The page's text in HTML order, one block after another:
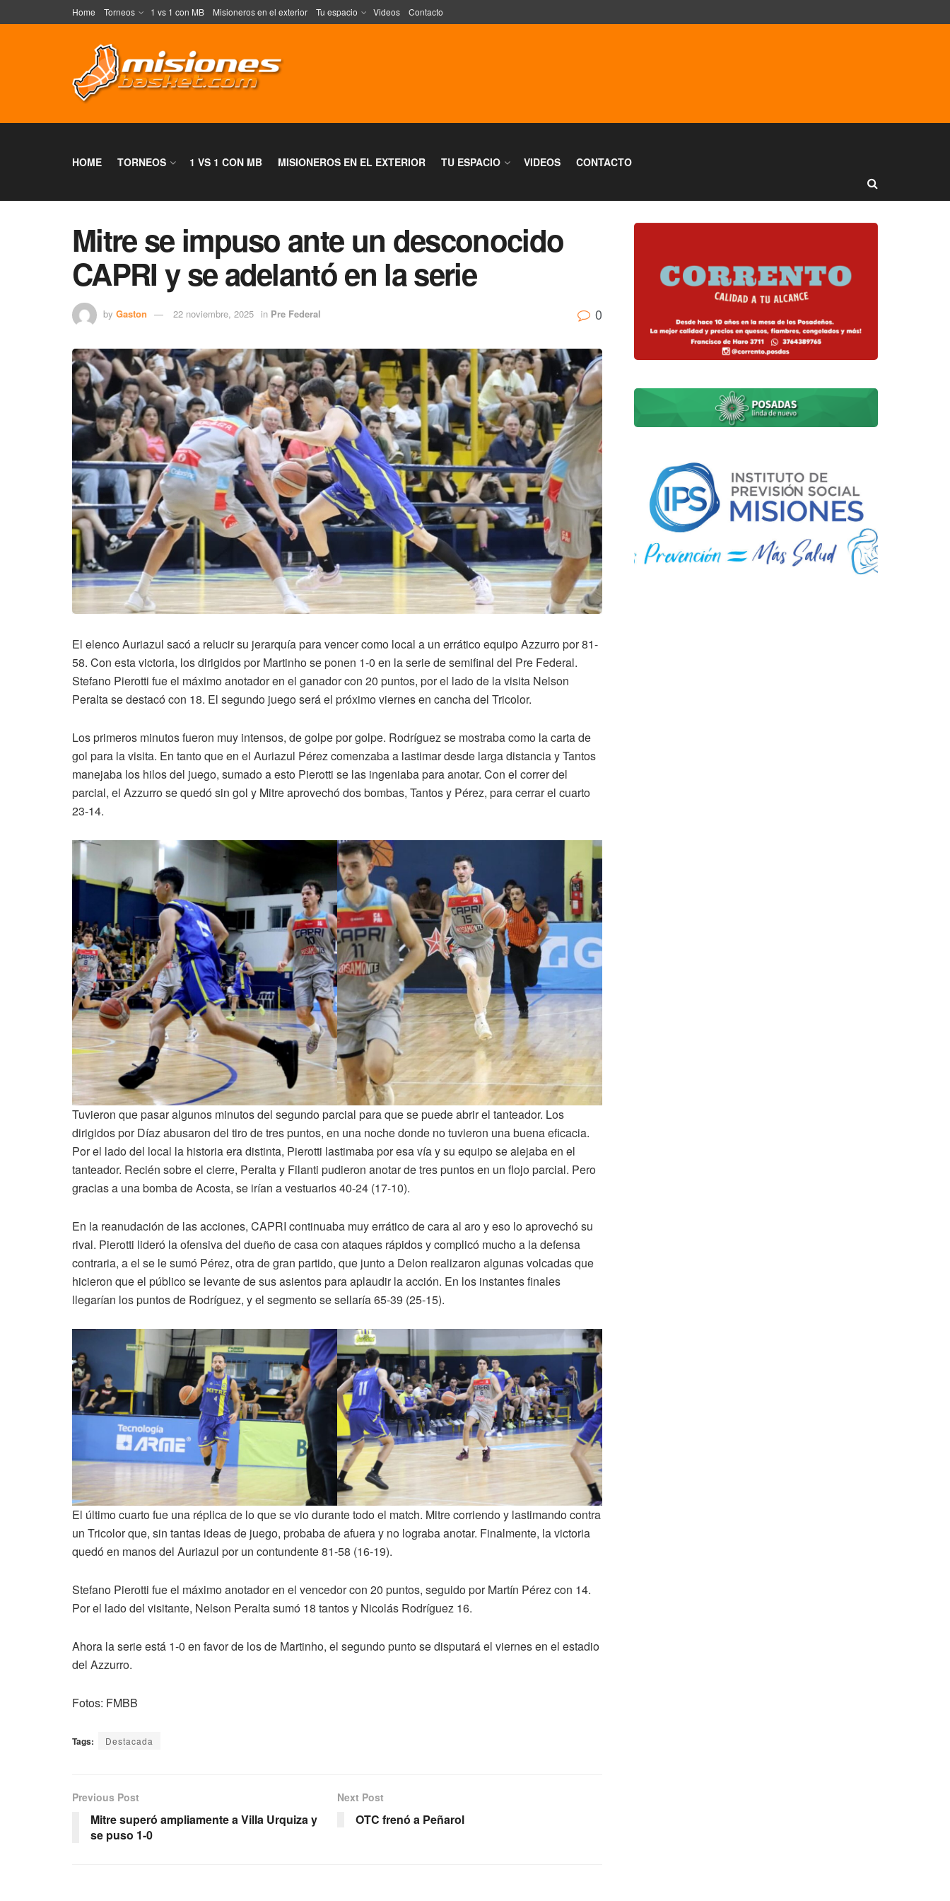
Home Torneos 1 vs 1 con MB Misioneros en el exterior Tu espacio Videos Contacto
HOME TORNEOS 1 VS 1 CON MB MISIONEROS EN EL EXTERIOR TU ESPACIO VIDEOS CONTACTO
Mitre se impuso ante un desconocido
CAPRI y se adelantó en la serie
by Gaston 22 noviembre, 2025 in Pre Federal 0
El elenco Auriazul sacó a relucir su jerarquía para vencer como local a un errático equipo Azzurro por 81-
58. Con esta victoria, los dirigidos por Martinho se ponen 1-0 en la serie de semifinal del Pre Federal.
Stefano Pierotti fue el máximo anotador en el ganador con 20 puntos, por el lado de la visita Nelson
Peralta se destacó con 18. El segundo juego será el próximo viernes en cancha del Tricolor.
Los primeros minutos fueron muy intensos, de golpe por golpe. Rodríguez se mostraba como la carta de
gol para la visita. En tanto que en el Auriazul Pérez comenzaba a lastimar desde larga distancia y Tantos
manejaba los hilos del juego, sumado a esto Pierotti se las ingeniaba para anotar. Con el correr del
parcial, el Azzurro se quedó sin gol y Mitre aprovechó dos bombas, Tantos y Pérez, para cerrar el cuarto
23-14.
Tuvieron que pasar algunos minutos del segundo parcial para que se puede abrir el tanteador. Los
dirigidos por Díaz abusaron del tiro de tres puntos, en una noche donde no tuvieron una buena eficacia.
Por el lado del local la historia era distinta, Pierotti lastimaba por esa vía y su equipo se alejaba en el
tanteador. Recién sobre el cierre, Peralta y Filanti pudieron anotar de tres puntos en un flojo parcial. Pero
gracias a una bomba de Acosta, se irían a vestuarios 40-24 (17-10).
En la reanudación de las acciones, CAPRI continuaba muy errático de cara al aro y eso lo aprovechó su
rival. Pierotti lideró la ofensiva del dueño de casa con ataques rápidos y complicó mucho a la defensa
contraria, a el se le sumó Pérez, otra de gran partido, que junto a Delon realizaron algunas volcadas que
hicieron que el público se levante de sus asientos para aplaudir la acción. En los instantes finales
llegarían los puntos de Rodríguez, y el segmento se sellaría 65-39 (25-15).
El último cuarto fue una réplica de lo que se vio durante todo el match. Mitre corriendo y lastimando contra
un Tricolor que, sin tantas ideas de juego, probaba de afuera y no lograba anotar. Finalmente, la victoria
quedó en manos del Auriazul por un contundente 81-58 (16-19).
Stefano Pierotti fue el máximo anotador en el vencedor con 20 puntos, seguido por Martín Pérez con 14.
Por el lado del visitante, Nelson Peralta sumó 18 tantos y Nicolás Rodríguez 16.
Ahora la serie está 1-0 en favor de los de Martinho, el segundo punto se disputará el viernes en el estadio
del Azzurro.
Fotos: FMBB
Tags: Destacada
Previous Post
Mitre superó ampliamente a Villa Urquiza y
se puso 1-0
Next Post
OTC frenó a Peñarol